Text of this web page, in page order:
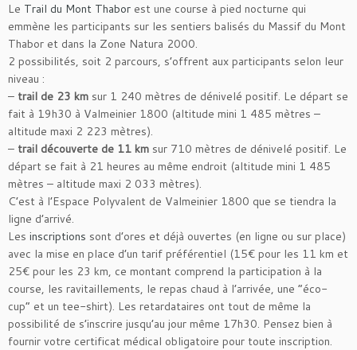
Le Trail du Mont Thabor est une course à pied nocturne qui
emmène les participants sur les sentiers balisés du Massif du Mont
Thabor et dans la Zone Natura 2000.
2 possibilités, soit 2 parcours, s’offrent aux participants selon leur
niveau :
– trail de 23 km sur 1 240 mètres de dénivelé positif. Le départ se
fait à 19h30 à Valmeinier 1800 (altitude mini 1 485 mètres –
altitude maxi 2 223 mètres).
– trail découverte de 11 km sur 710 mètres de dénivelé positif. Le
départ se fait à 21 heures au même endroit (altitude mini 1 485
mètres – altitude maxi 2 033 mètres).
C’est à l’Espace Polyvalent de Valmeinier 1800 que se tiendra la
ligne d’arrivé.
Les inscriptions sont d’ores et déjà ouvertes (en ligne ou sur place)
avec la mise en place d’un tarif préférentiel (15€ pour les 11 km et
25€ pour les 23 km, ce montant comprend la participation à la
course, les ravitaillements, le repas chaud à l’arrivée, une “éco-
cup” et un tee-shirt). Les retardataires ont tout de même la
possibilité de s’inscrire jusqu’au jour même 17h30. Pensez bien à
fournir votre certificat médical obligatoire pour toute inscription.